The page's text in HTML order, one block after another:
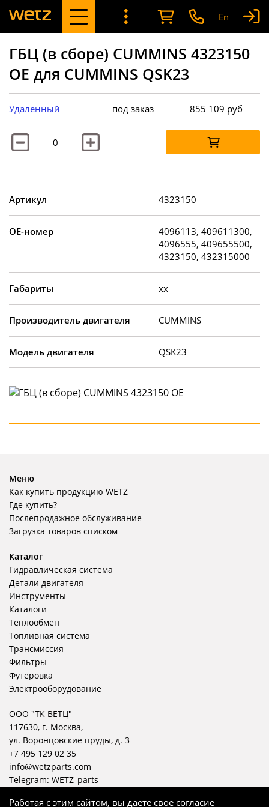
En
ГБЦ (в сборе) CUMMINS 4323150
OE для CUMMINS QSK23
Удаленный под заказ 855 109 руб
Артикул 4323150
OE-номер
4096113, 409611300,
4096555, 409655500,
4323150, 432315000
Габариты xx
Производитель двигателя CUMMINS
Модель двигателя QSK23
Меню
Как купить продукцию WETZ
Где купить?
Послепродажное обслуживание
Загрузка товаров списком
Каталог
Гидравлическая система
Детали двигателя
Инструменты
Каталоги
Теплообмен
Топливная система
Трансмиссия
Фильтры
Футеровка
Электрооборудование
ООО "ТК ВЕТЦ"
117630, г. Москва,
ул. Воронцовские пруды, д. 3
+7 495 129 02 35
info@wetzparts.com
Telegram: WETZ_parts
Работая с этим сайтом, вы даете свое согласие